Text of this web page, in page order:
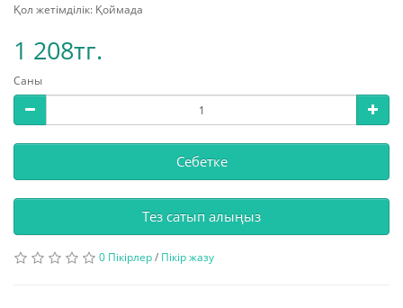
Қол жетімділік: Қоймада
1 208тг.
Саны
Себетке
Тез сатып алыңыз
0 Пікірлер/ Пікір жазу